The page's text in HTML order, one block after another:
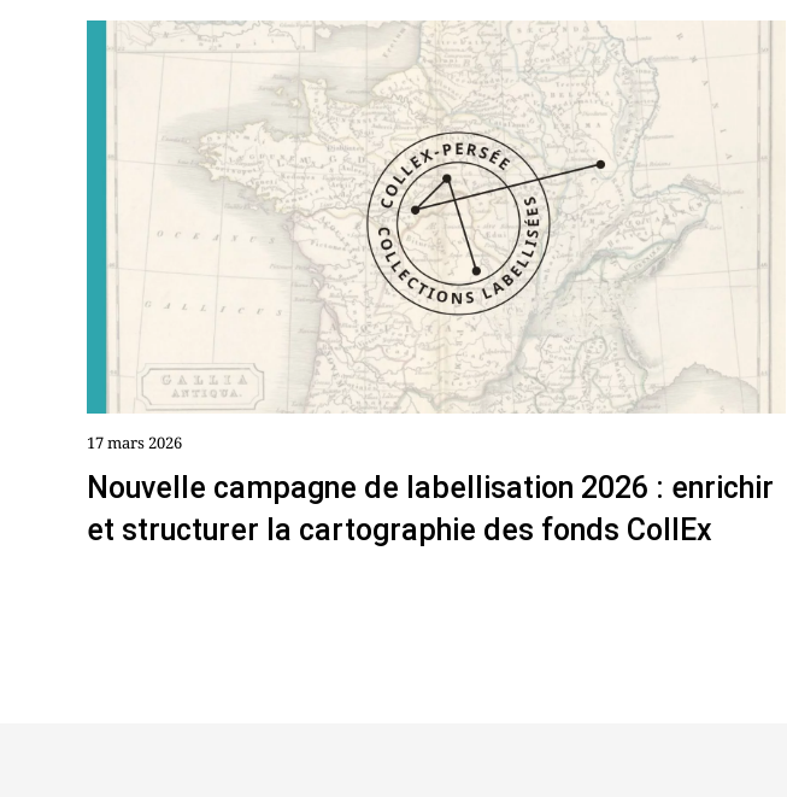
17 mars 2026
Nouvelle campagne de labellisation 2026 : enrichir
et structurer la cartographie des fonds CollEx